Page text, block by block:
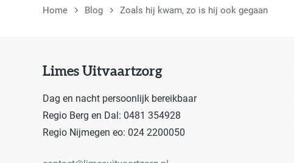
Home Blog Zoals hij kwam, zo is hij ook gegaan
Limes Uitvaartzorg
Dag en nacht persoonlijk bereikbaar
Regio Berg en Dal: 0481 354928
Regio Nijmegen eo: 024 2200050